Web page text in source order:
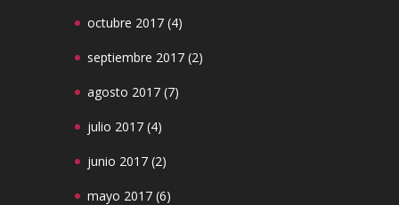
octubre 2017 (4)
septiembre 2017 (2)
agosto 2017 (7)
julio 2017 (4)
junio 2017 (2)
mayo 2017 (6)